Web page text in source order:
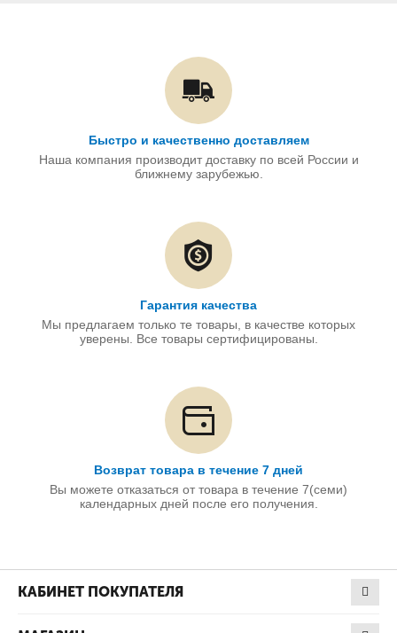
Быстро и качественно доставляем
Наша компания производит доставку по всей России и
ближнему зарубежью.
Гарантия качества
Мы предлагаем только те товары, в качестве которых
уверены. Все товары сертифицированы.
Возврат товара в течение 7 дней
Вы можете отказаться от товара в течение 7(семи)
календарных дней после его получения.
КАБИНЕТ ПОКУПАТЕЛЯ